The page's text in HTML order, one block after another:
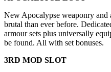
New Apocalypse weaponry and
brutal than ever before.
armour sets plus universally
be found. All with set bonuses.
3RD MOD SLOT